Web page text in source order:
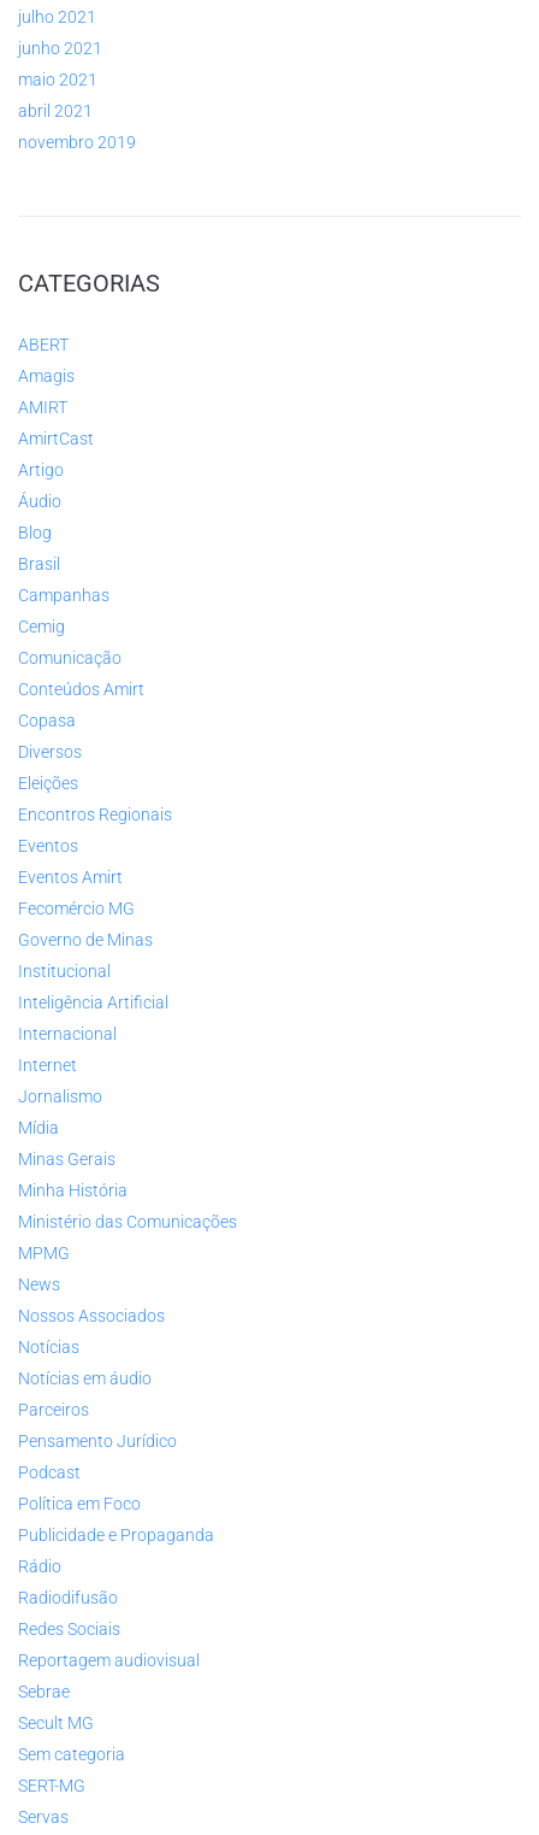
julho 2021
junho 2021
maio 2021
abril 2021
novembro 2019
CATEGORIAS
ABERT
Amagis
AMIRT
AmirtCast
Artigo
Áudio
Blog
Brasil
Campanhas
Cemig
Comunicação
Conteúdos Amirt
Copasa
Diversos
Eleições
Encontros Regionais
Eventos
Eventos Amirt
Fecomércio MG
Governo de Minas
Institucional
Inteligência Artificial
Internacional
Internet
Jornalismo
Mídia
Minas Gerais
Minha História
Ministério das Comunicações
MPMG
News
Nossos Associados
Notícias
Notícias em áudio
Parceiros
Pensamento Jurídico
Podcast
Política em Foco
Publicidade e Propaganda
Rádio
Radiodifusão
Redes Sociais
Reportagem audiovisual
Sebrae
Secult MG
Sem categoria
SERT-MG
Servas